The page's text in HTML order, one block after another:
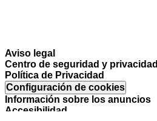
Aviso legal
Centro de seguridad y privacidad
Política de Privacidad
Configuración de cookies
Información sobre los anuncios
Accesibilidad